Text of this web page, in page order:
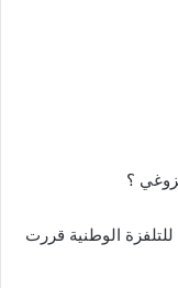
؟
الوطنية قررت